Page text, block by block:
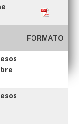
FORMATO